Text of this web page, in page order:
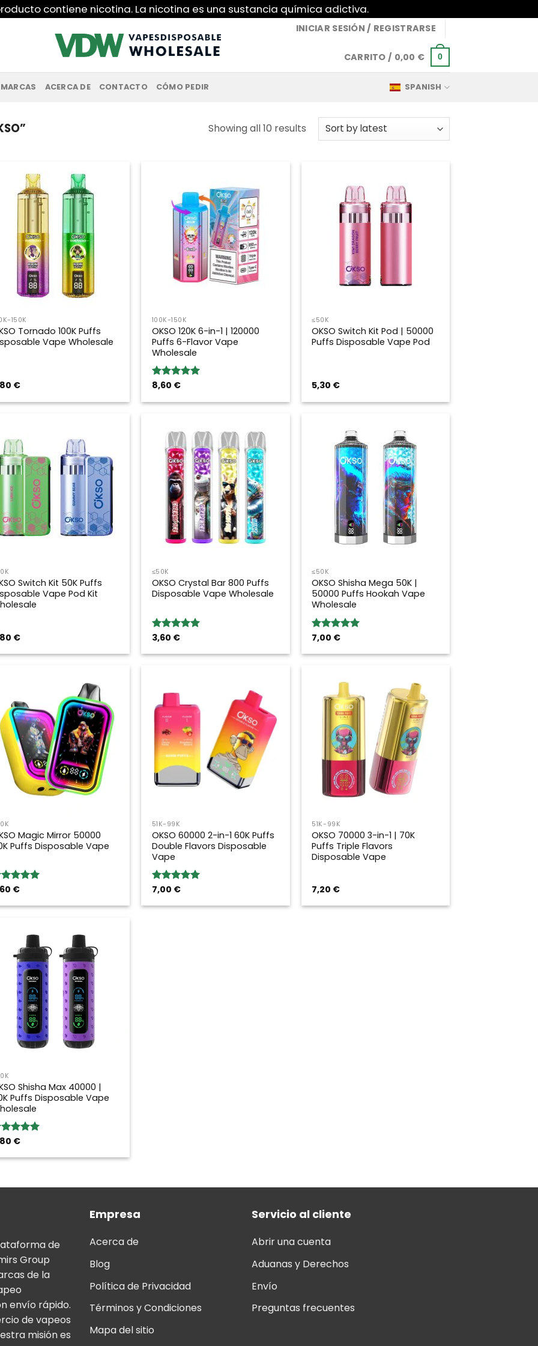
producto contiene nicotina. La nicotina es una sustancia química adictiva.
INICIAR SESIÓN / REGISTRARSE
CARRITO / 0,00 € 0
MARCAS ACERCA DE CONTACTO CÓMO PEDIR SPANISH
Showing all 10 resultsSorted
150K
Tornado 100K Puffs
Vape Wholesale
€
100K-150K
OKSO 120K 6-in-1 | 120000
Puffs 6-Flavor Vape
Wholesale
Valoración:
5
8,60 €
≤50K
OKSO Switch Kit Pod | 50000
Puffs Disposable Vape Pod
5,30 €
Switch Kit 50K Puffs
Vape Pod Kit
€
≤50K
OKSO Crystal Bar 800 Puffs
Disposable Vape Wholesale
Valoración:
5
3,60 €
≤50K
OKSO Shisha Mega 50K |
50000 Puffs Hookah Vape
Wholesale
Valoración:
5
7,00 €
Magic Mirror 50000
Puffs Disposable Vape
€
51K-99K
OKSO 60000 2-in-1 60K Puffs
Double Flavors Disposable
Vape
Valoración:
5
7,00 €
51K-99K
OKSO 70000 3-in-1 | 70K
Puffs Triple Flavors
Disposable Vape
7,20 €
Shisha Max 40000 |
Puffs Disposable Vape
€
de
Group
de la
envío rápido.
de vapeos
misión es
Empresa
Acerca de
Blog
Política de Privacidad
Términos y Condiciones
Mapa del sitio
Servicio al cliente
Abrir una cuenta
Aduanas y Derechos
Envío
Preguntas frecuentes